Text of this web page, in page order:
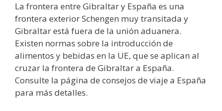
La frontera entre Gibraltar y España es una
frontera exterior Schengen muy transitada y
Gibraltar está fuera de la unión aduanera.
Existen normas sobre la introducción de
alimentos y bebidas en la UE, que se aplican al
cruzar la frontera de Gibraltar a España.
Consulte la página de consejos de viaje a España
para más detalles.